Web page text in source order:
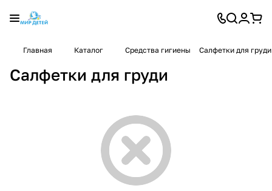
Главная Каталог Средства гигиены Салфетки для груди
Салфетки для груди